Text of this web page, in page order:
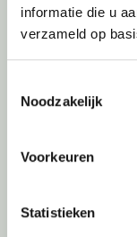
informatie die u
verzameld op
Noodzakelijk
Voorkeuren
Statistieken
Over
van de beste
passie en
met het oog op nu;
kijken we ook naar
keer actief te kijken